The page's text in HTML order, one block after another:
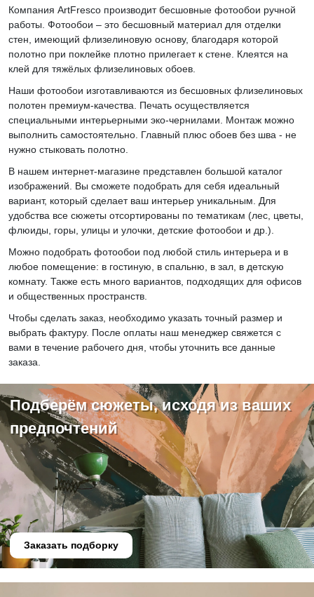
Компания ArtFresco производит бесшовные фотообои ручной
работы. Фотообои – это бесшовный материал для отделки
стен, имеющий флизелиновую основу, благодаря которой
полотно при поклейке плотно прилегает к стене. Клеятся на
клей для тяжёлых флизелиновых обоев.
Наши фотообои изготавливаются из бесшовных флизелиновых
полотен премиум-качества. Печать осуществляется
специальными интерьерными эко-чернилами. Монтаж можно
выполнить самостоятельно. Главный плюс обоев без шва - не
нужно стыковать полотно.
В нашем интернет-магазине представлен большой каталог
изображений. Вы сможете подобрать для себя идеальный
вариант, который сделает ваш интерьер уникальным. Для
удобства все сюжеты отсортированы по тематикам (лес, цветы,
флюиды, горы, улицы и улочки, детские фотообои и др.).
Можно подобрать фотообои под любой стиль интерьера и в
любое помещение: в гостиную, в спальню, в зал, в детскую
комнату. Также есть много вариантов, подходящих для офисов
и общественных пространств.
Чтобы сделать заказ, необходимо указать точный размер и
выбрать фактуру. После оплаты наш менеджер свяжется с
вами в течение рабочего дня, чтобы уточнить все данные
заказа.
Подберём сюжеты, исходя из ваших
предпочтений
Заказать подборку